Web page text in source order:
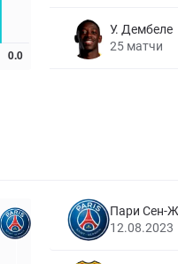
У. Дембеле
25 матчи
Пари Сен-
12.08.2023